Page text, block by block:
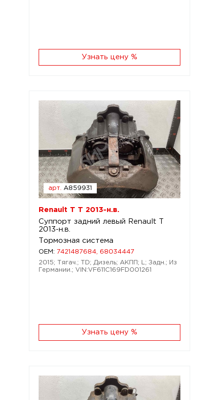
Узнать цену %
арт. A859931
Renault T T 2013-н.в.
Суппорт задний левый Renault T
2013-н.в.
Тормозная система
OEM:
7421487684, 68034447
2015; Тягач.; TD; Дизель; АКПП; L; Задн.; Из
Германии.; VIN:VF611C169FD001261
Узнать цену %